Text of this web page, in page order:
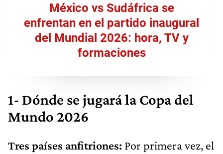
México vs Sudáfrica se
enfrentan en el partido inaugural
del Mundial 2026: hora, TV y
formaciones
1- Dónde se jugará la Copa del
Mundo 2026
Tres países anfitriones: Por primera vez, el